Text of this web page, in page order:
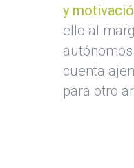
y
ello al
cuenta
para otro